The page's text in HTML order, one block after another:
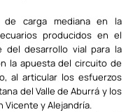
de carga mediana en la
producidos en el
del desarrollo vial para la
la apuesta del circuito de
al articular los esfuerzos
del Valle de Aburrá y los
Vicente y Alejandría.